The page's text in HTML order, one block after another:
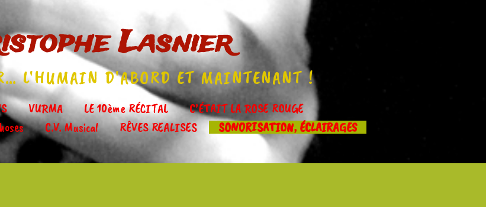
Lasnier
L'HUMAIN D'ABORD ET MAINTENANT !
Aller
au
contenu
principal
VURMA LE 10ème RÉCITAL
C’ÉTAIT LA ROSE ROUGE
C.V. Musical RÊVES REALISES SONORISATION, ÉCLAIRAGES